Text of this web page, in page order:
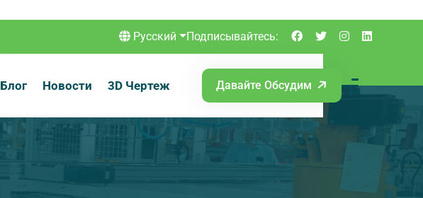
Русский Подписывайтесь:
Блог Новости 3D Чертеж Давайте Обсудим